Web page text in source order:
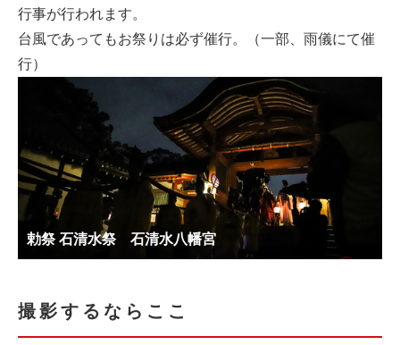
行事が行われます。
台風であってもお祭りは必ず催行。（一部、雨儀にて催
行）
勅祭 石清水祭 石清水八幡宮
撮影するならここ